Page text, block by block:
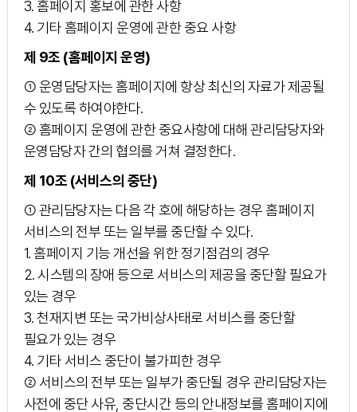
3. 홈페이지 홍보에 관한 사항
4. 기타 홈페이지 운영에 관한 중요 사항
제 9조 (홈페이지 운영)
① 운영담당자는 홈페이지에 항상 최신의 자료가 제공될
수 있도록 하여야한다.
② 홈페이지 운영에 관한 중요사항에 대해 관리담당자와
운영담당자 간의 협의를 거쳐 결정한다.
제 10조 (서비스의 중단)
① 관리담당자는 다음 각 호에 해당하는 경우 홈페이지
서비스의 전부 또는 일부를 중단할 수 있다.
1. 홈페이지 기능 개선을 위한 정기점검의 경우
2. 시스템의 장애 등으로 서비스의 제공을 중단할 필요가
있는 경우
3. 천재지변 또는 국가비상사태로 서비스를 중단할
필요가 있는 경우
4. 기타 서비스 중단이 불가피한 경우
② 서비스의 전부 또는 일부가 중단될 경우 관리담당자는
사전에 중단 사유, 중단시간 등의 안내정보를 홈페이지에